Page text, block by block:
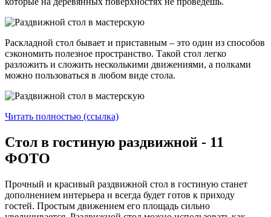
Раскладной стол бывает и приставным – это один из способов
сэкономить полезное пространство. Такой стол легко
разложить и сложить несколькими движениями, а полками
можно пользоваться в любом виде стола.
Читать полностью (ссылка)
Стол в гостиную раздвижной - 11
ФОТО
Прочный и красивый раздвижной стол в гостиную станет
дополнением интерьера и всегда будет готов к приходу
гостей. Простым движением его площадь сильно